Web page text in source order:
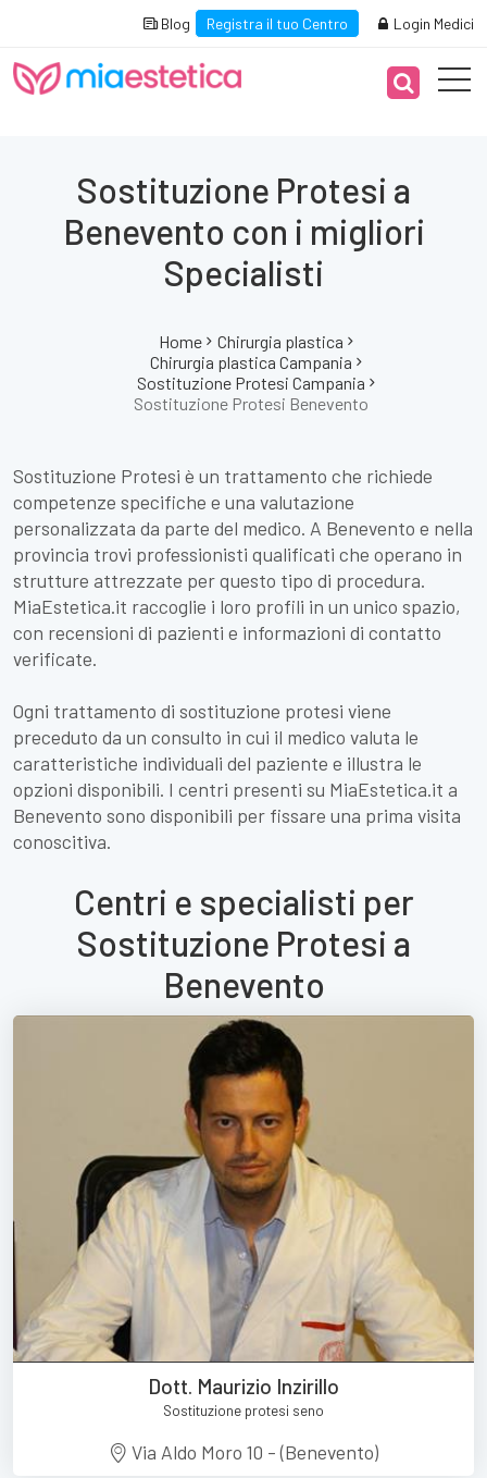
Blog Registra il tuo Centro Login Medici
Sostituzione Protesi a
Benevento con i migliori
Specialisti
Home
Chirurgia plastica
Chirurgia plastica Campania
Sostituzione Protesi Campania
Sostituzione Protesi Benevento
Sostituzione Protesi è un trattamento che richiede
competenze specifiche e una valutazione
personalizzata da parte del medico. A Benevento e nella
provincia trovi professionisti qualificati che operano in
strutture attrezzate per questo tipo di procedura.
MiaEstetica.it raccoglie i loro profili in un unico spazio,
con recensioni di pazienti e informazioni di contatto
verificate.
Ogni trattamento di sostituzione protesi viene
preceduto da un consulto in cui il medico valuta le
caratteristiche individuali del paziente e illustra le
opzioni disponibili. I centri presenti su MiaEstetica.it a
Benevento sono disponibili per fissare una prima visita
conoscitiva.
Centri e specialisti per
Sostituzione Protesi a
Benevento
Dott. Maurizio Inzirillo
Sostituzione protesi seno
Via Aldo Moro 10 - (Benevento)